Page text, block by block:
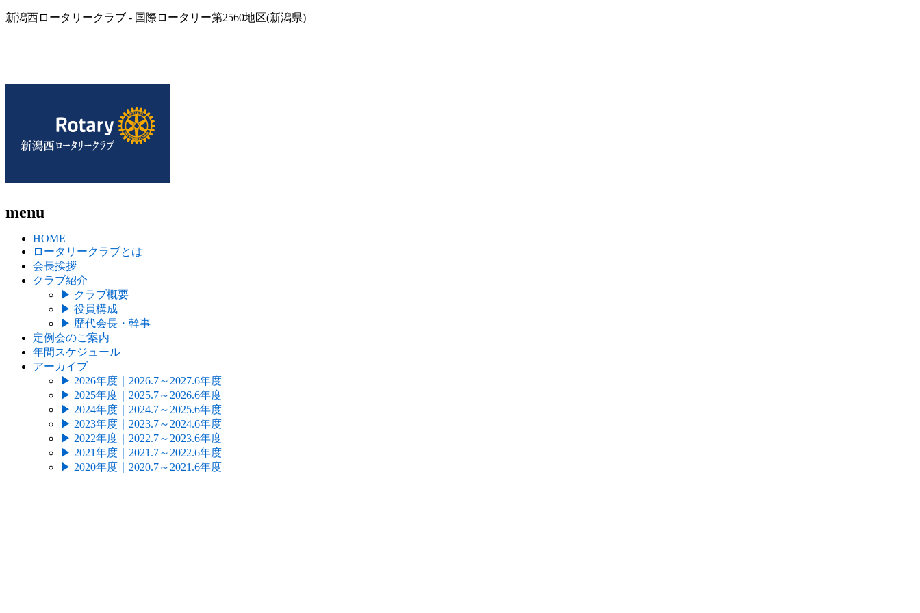
新潟西ロータリークラブ - 国際ロータリー第2560地区(新潟県)
menu
HOME
ロータリークラブとは
会長挨拶
クラブ紹介
▶ クラブ概要
▶ 役員構成
▶ 歴代会長・幹事
定例会のご案内
年間スケジュール
アーカイブ
▶ 2026年度｜2026.7～2027.6年度
▶ 2025年度｜2025.7～2026.6年度
▶ 2024年度｜2024.7～2025.6年度
▶ 2023年度｜2023.7～2024.6年度
▶ 2022年度｜2022.7～2023.6年度
▶ 2021年度｜2021.7～2022.6年度
▶ 2020年度｜2020.7～2021.6年度